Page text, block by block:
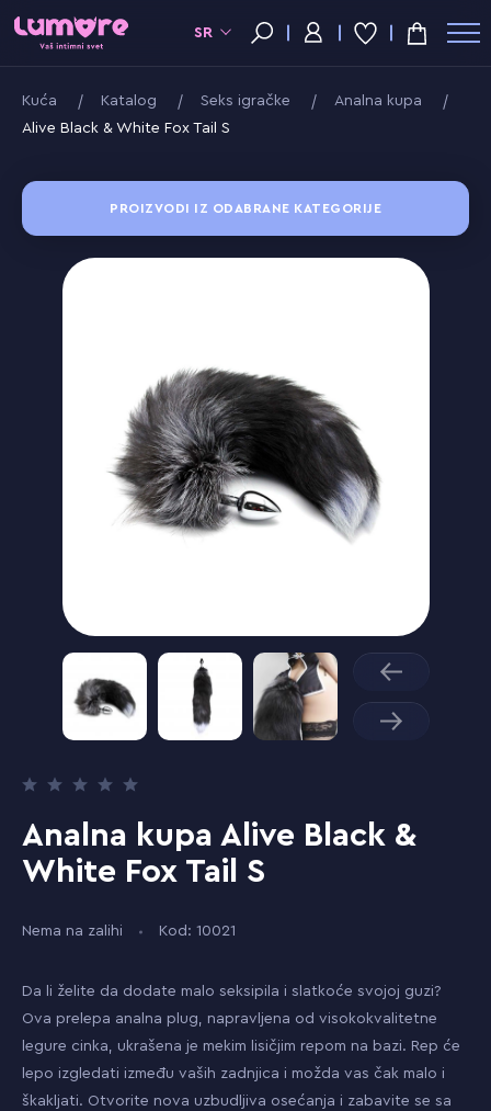
SR
Kuća Katalog Seks igračke
Analna kupa
Alive Black & White Fox Tail S
PROIZVODI IZ ODABRANE KATEGORIJE
Analna kupa Alive Black &
White Fox Tail S
Nema na zalihi Kod: 10021
Da li želite da dodate malo seksipila i slatkoće svojoj guzi?
Ova prelepa analna plug, napravljena od visokokvalitetne
legure cinka, ukrašena je mekim lisičjim repom na bazi. Rep će
lepo izgledati između vaših zadnjica i možda vas čak malo i
škakljati. Otvorite nova uzbudljiva osećanja i zabavite se sa